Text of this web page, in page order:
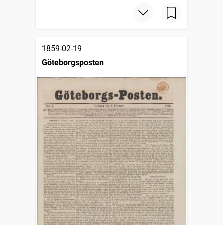
1859-02-19
Göteborgsposten